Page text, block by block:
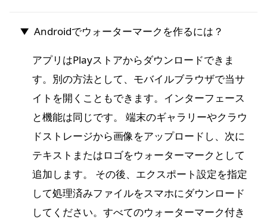
Androidでウォーターマークを作るには？
アプリはPlayストアからダウンロードできま
す。別の方法として、モバイルブラウザで当サ
イトを開くこともできます。インターフェース
と機能は同じです。 端末のギャラリーやクラウ
ドストレージから画像をアップロードし、次に
テキストまたはロゴをウォーターマークとして
追加します。 その後、エクスポート設定を指定
して処理済みファイルをスマホにダウンロード
してください。すべてのウォーターマーク付き